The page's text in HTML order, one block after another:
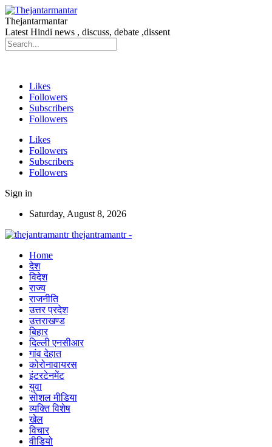
Thejantarmantar
Latest Hindi news , discuss, debate ,dissent
Likes
Followers
Subscribers
Followers
Likes
Followers
Subscribers
Followers
Sign in
Saturday, August 8, 2026
thejantramantr -
Home
देश
विदेश
राज्य
राजनीति
उत्तर प्रदेश
उत्तराखण्ड
बिहार
दिल्ली एनसीआर
गांव देहात
कोरोनावायरस
इंटरटेनमेंट
युवा
सोशल मीडिया
व्यक्ति विशेष
खेल
विचार
वीडियो